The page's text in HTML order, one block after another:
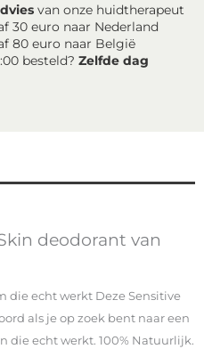
van onze huidtherapeut
30 euro naar Nederland
80 euro naar België
besteld? Zelfde dag
deodorant van
die echt werkt Deze Sensitive
als je op zoek bent naar een
die echt werkt. 100% Natuurlijk.